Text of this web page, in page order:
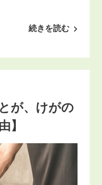
続きを読む
が、けがの
】